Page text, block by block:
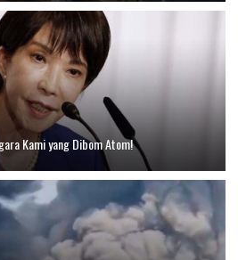
Kami yang Dibom Atom!